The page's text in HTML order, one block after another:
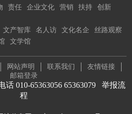
责任 企业文化 营销 扶持
创新
文产智库 名人访 文化名企
丝路观察
文学馆
网站声明 联系我们
友情链接
邮箱登录
010-65363056 65363079 举报流
程